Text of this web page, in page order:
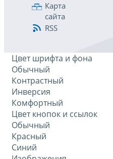
Карта
сайта
RSS
Цвет шрифта и фона
Обычный
Контрастный
Инверсия
Комфортный
Цвет кнопок и ссылок
Обычный
Красный
Синий